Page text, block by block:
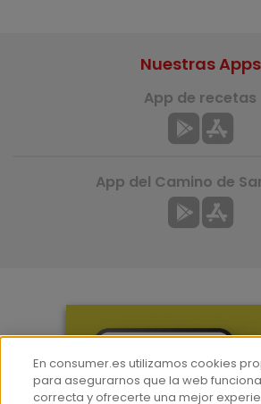
Hemeroteca
Nuestras Apps
App de recetas
App del Camino de
En consumer.es utilizamos cookies
para asegurarnos que la web
correcta y ofrecerte una mejor